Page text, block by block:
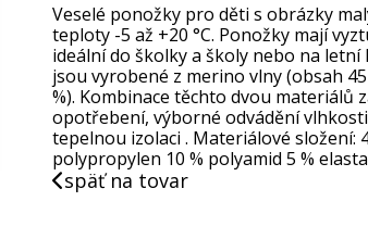
Veselé ponožky pro děti s obrázky
teploty -5 až +20 °C. Ponožky mají
ideální do školky a školy nebo na
jsou vyrobené z merino vlny (obsah
%). Kombinace těchto dvou
opotřebení, výborné odvádění
tepelnou izolaci . Materiálové složení:
polypropylen 10 % polyamid 5 %
späť na tovar